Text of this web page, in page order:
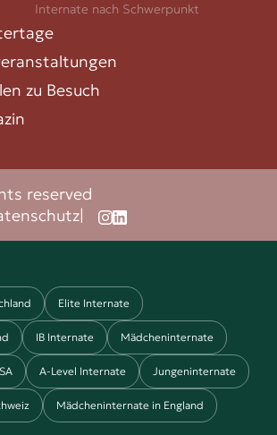
Internate nach Schwerpunkt
zu Besuch
reserved
|
Elite Internate
IB Internate Mädcheninternate
A-Level Internate Jungeninternate
Mädcheninternate in England